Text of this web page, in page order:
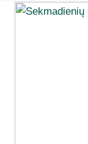
Skip